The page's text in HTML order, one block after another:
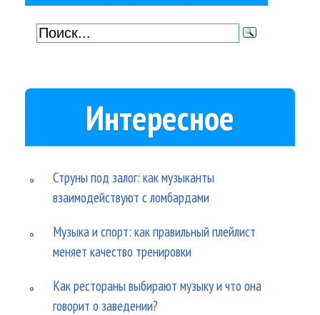
Интересное
Струны под залог: как музыканты
взаимодействуют с ломбардами
Музыка и спорт: как правильный плейлист
меняет качество тренировки
Как рестораны выбирают музыку и что она
говорит о заведении?